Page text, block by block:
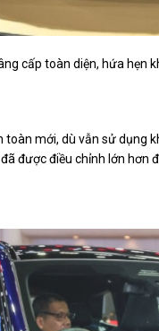
cấp toàn diện, hứa hẹn
toàn mới, dù vẫn sử
được điều chỉnh lớn hơn